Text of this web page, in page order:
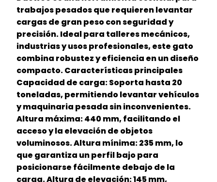
trabajos pesados que requieren levantar
cargas de gran peso con seguridad y
precisión. Ideal para talleres mecánicos,
industrias y usos profesionales, este gato
combina robustez y eficiencia en un diseño
compacto. Características principales
Capacidad de carga: Soporta hasta 20
toneladas, permitiendo levantar vehículos
y maquinaria pesada sin inconvenientes.
Altura máxima: 440 mm, facilitando el
acceso y la elevación de objetos
voluminosos. Altura mínima: 235 mm, lo
que garantiza un perfil bajo para
posicionarse fácilmente debajo de la
carga. Altura de elevación: 145 mm,